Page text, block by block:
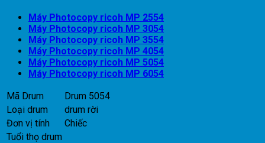
Máy Photocopy ricoh MP 2554
Máy Photocopy ricoh MP 3054
Máy Photocopy ricoh MP 3554
Máy Photocopy ricoh MP 4054
Máy Photocopy ricoh MP 5054
Máy Photocopy ricoh MP 6054
Mã Drum
Drum 5054
Loại drum
drum rời
Đơn vị tính
Chiếc
Tuổi thọ drum